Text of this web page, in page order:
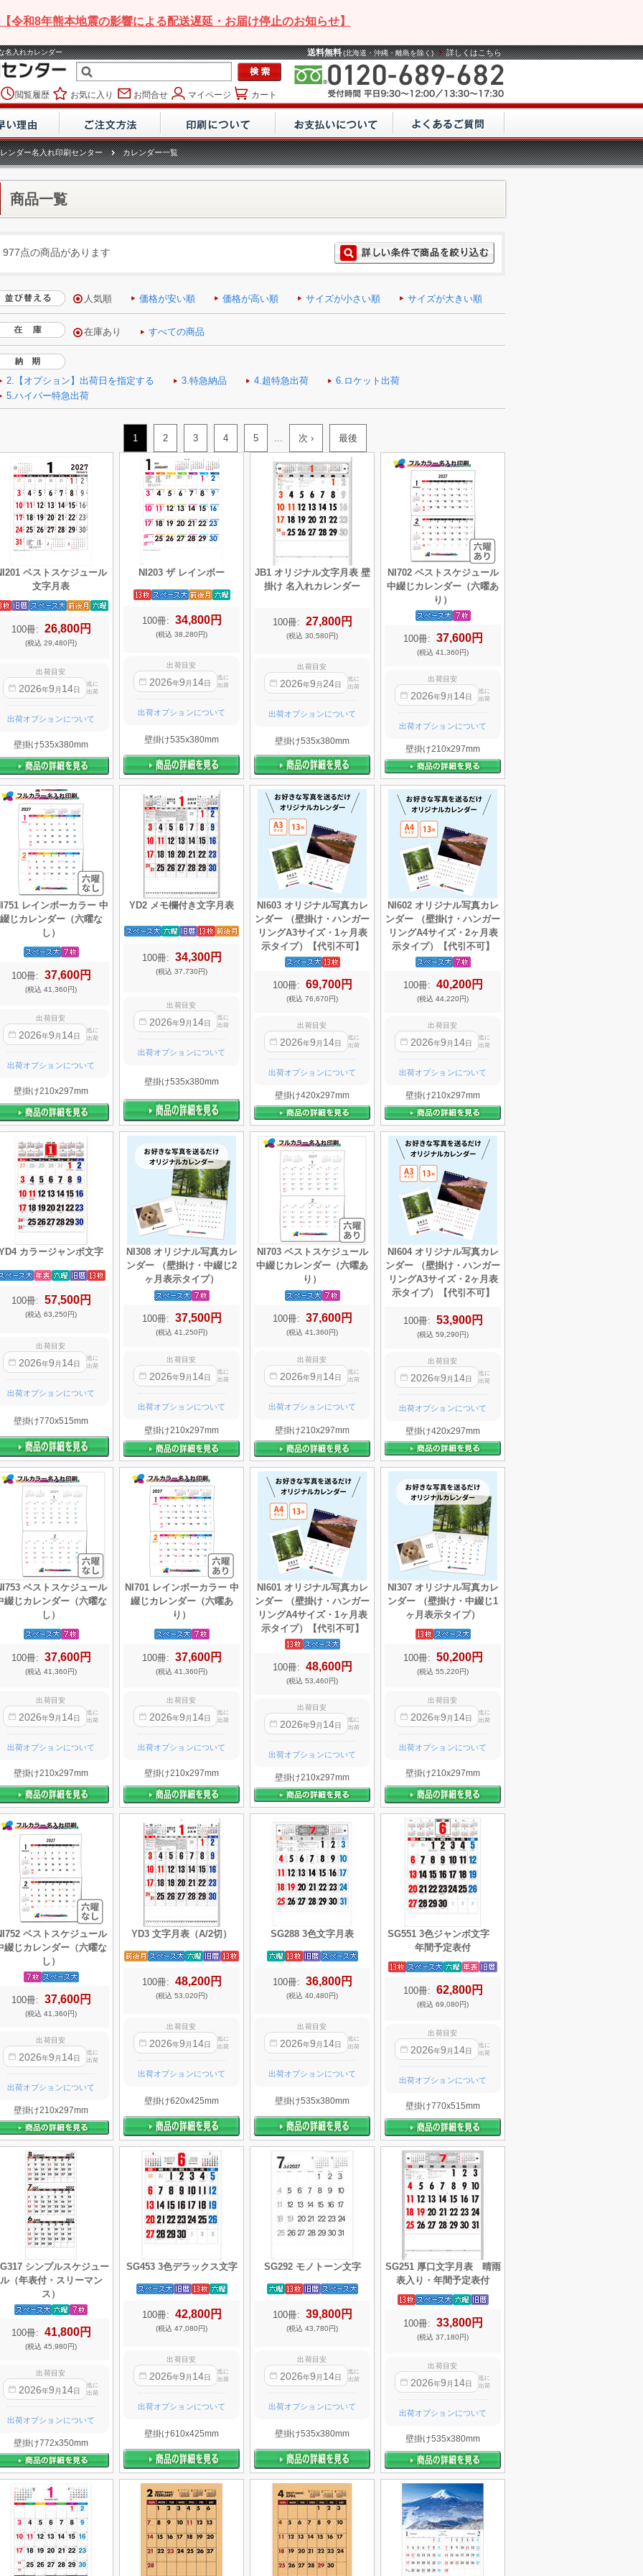
【令和8年熊本地震の影響による配送遅延・お届け停止のお知らせ】
名入れカレンダー 送料無料 (北海道・沖縄・離島を除く) 詳しくはこちら
閲覧履歴 お気に入り お問合せ マイページ カート
ンダー名入れ印刷センター カレンダー一覧
商品一覧
977点の商品があります
人気順 価格が安い順 価格が高い順 サイズが小さい順 サイズが大きい順
1 2 3 4 5 ... 次 › 最後
ベストスケジュール
文字月表
100冊: 26,800円
(税込 29,480円)
出荷目安
2026年9 月 14日
迄に
出荷
出荷オプションについて
壁掛け535x380mm
NI203 ザ レインボー
100冊: 34,800円
(税込 38,280円)
出荷目安
2026年9 月 14日
迄に
出荷
出荷オプションについて
壁掛け535x380mm
JB1 オリジナル文字月表 壁
掛け 名入れカレンダー
100冊: 27,800円
(税込 30,580円)
出荷目安
2026年9 月 24日
迄に
出荷
出荷オプションについて
壁掛け535x380mm
NI702 ベストスケジュール
中綴じカレンダー（六曜あ
り）
100冊: 37,600円
(税込 41,360円)
出荷目安
2026年9 月 14日
迄に
出荷
出荷オプションについて
壁掛け210x297mm
レインボーカラー 中
綴じカレンダー（六曜な
し）
100冊: 37,600円
(税込 41,360円)
出荷目安
2026年9 月 14日
迄に
出荷
出荷オプションについて
壁掛け210x297mm
YD2 メモ欄付き文字月表
100冊: 34,300円
(税込 37,730円)
出荷目安
2026年9 月 14日
迄に
出荷
出荷オプションについて
壁掛け535x380mm
NI603 オリジナル写真カレ
ンダー （壁掛け・ハンガー
リングA3サイズ・1ヶ月表
示タイプ）【代引不可】
100冊: 69,700円
(税込 76,670円)
出荷目安
2026年9 月 14日
迄に
出荷
出荷オプションについて
壁掛け420x297mm
NI602 オリジナル写真カレ
ンダー （壁掛け・ハンガー
リングA4サイズ・2ヶ月表
示タイプ）【代引不可】
100冊: 40,200円
(税込 44,220円)
出荷目安
2026年9 月 14日
迄に
出荷
出荷オプションについて
壁掛け210x297mm
カラージャンボ文字
100冊: 57,500円
(税込 63,250円)
出荷目安
2026年9 月 14日
迄に
出荷
出荷オプションについて
壁掛け770x515mm
NI308 オリジナル写真カレ
ンダー （壁掛け・中綴じ2
ヶ月表示タイプ）
100冊: 37,500円
(税込 41,250円)
出荷目安
2026年9 月 14日
迄に
出荷
出荷オプションについて
壁掛け210x297mm
NI703 ベストスケジュール
中綴じカレンダー（六曜あ
り）
100冊: 37,600円
(税込 41,360円)
出荷目安
2026年9 月 14日
迄に
出荷
出荷オプションについて
壁掛け210x297mm
NI604 オリジナル写真カレ
ンダー （壁掛け・ハンガー
リングA3サイズ・2ヶ月表
示タイプ）【代引不可】
100冊: 53,900円
(税込 59,290円)
出荷目安
2026年9 月 14日
迄に
出荷
出荷オプションについて
壁掛け420x297mm
ベストスケジュール
綴じカレンダー（六曜な
し）
100冊: 37,600円
(税込 41,360円)
出荷目安
2026年9 月 14日
迄に
出荷
出荷オプションについて
壁掛け210x297mm
NI701 レインボーカラー 中
綴じカレンダー（六曜あ
り）
100冊: 37,600円
(税込 41,360円)
出荷目安
2026年9 月 14日
迄に
出荷
出荷オプションについて
壁掛け210x297mm
NI601 オリジナル写真カレ
ンダー （壁掛け・ハンガー
リングA4サイズ・1ヶ月表
示タイプ）【代引不可】
100冊: 48,600円
(税込 53,460円)
出荷目安
2026年9 月 14日
迄に
出荷
出荷オプションについて
壁掛け210x297mm
NI307 オリジナル写真カレ
ンダー （壁掛け・中綴じ1
ヶ月表示タイプ）
100冊: 50,200円
(税込 55,220円)
出荷目安
2026年9 月 14日
迄に
出荷
出荷オプションについて
壁掛け210x297mm
ベストスケジュール
綴じカレンダー（六曜な
し）
100冊: 37,600円
(税込 41,360円)
出荷目安
2026年9 月 14日
迄に
出荷
出荷オプションについて
壁掛け210x297mm
YD3 文字月表（A/2切）
100冊: 48,200円
(税込 53,020円)
出荷目安
2026年9 月 14日
迄に
出荷
出荷オプションについて
壁掛け620x425mm
SG288 3色文字月表
100冊: 36,800円
(税込 40,480円)
出荷目安
2026年9 月 14日
迄に
出荷
出荷オプションについて
壁掛け535x380mm
SG551 3色ジャンボ文字
年間予定表付
100冊: 62,800円
(税込 69,080円)
出荷目安
2026年9 月 14日
迄に
出荷
出荷オプションについて
壁掛け770x515mm
シンプルスケジュー
ル（年表付・スリーマン
ス）
100冊: 41,800円
(税込 45,980円)
出荷目安
2026年9 月 14日
迄に
出荷
出荷オプションについて
壁掛け772x350mm
SG453 3色デラックス文字
100冊: 42,800円
(税込 47,080円)
出荷目安
2026年9 月 14日
迄に
出荷
出荷オプションについて
壁掛け610x425mm
SG292 モノトーン文字
100冊: 39,800円
(税込 43,780円)
出荷目安
2026年9 月 14日
迄に
出荷
出荷オプションについて
壁掛け535x380mm
SG251 厚口文字月表 晴雨
表入り・年間予定表付
100冊: 33,800円
(税込 37,180円)
出荷目安
2026年9 月 14日
迄に
出荷
出荷オプションについて
壁掛け535x380mm